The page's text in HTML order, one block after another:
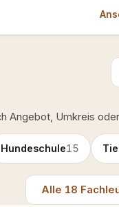
Angebot, Umkreis
Hundeschule15
Alle 18